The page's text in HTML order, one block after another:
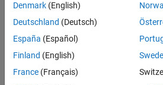
Denmark (English)
Deutschland (Deutsch)
España (Español)
Finland (English)
France (Français)
Datendiebstahl verhindern
Status
© 1994-2026 The MathWorks, Inc.